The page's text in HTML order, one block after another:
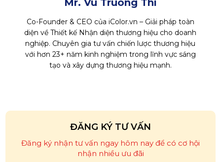
Mr. Vu Truong Thi
Co-Founder & CEO của iColor.vn – Giải pháp toàn
diện về Thiết kế Nhận diện thương hiệu cho doanh
nghiệp. Chuyên gia tư vấn chiến lược thương hiệu
với hơn 23+ năm kinh nghiệm trong lĩnh vực sáng
tạo và xây dựng thương hiệu mạnh.
ĐĂNG KÝ TƯ VẤN
Đăng ký nhận tư vấn ngay hôm nay để có cơ hội
nhận nhiều ưu đãi